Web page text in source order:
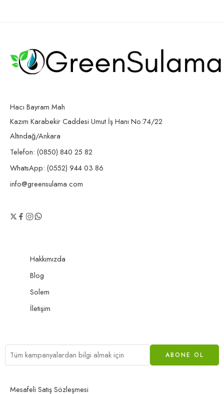
Hacı Bayram Mah
Kazım Karabekir Caddesi Umut İş Hanı No:74/22
Altındağ/Ankara
Telefon: (0850) 840 25 82
WhatsApp: (0552) 944 03 86
info@greensulama.com
Hakkımızda
Blog
Solem
İletişim
Mesafeli Satış Sözleşmesi